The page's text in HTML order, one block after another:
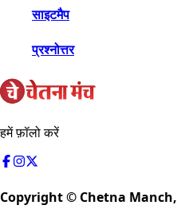
साइटमैप
प्रश्नोत्तर
हमें फ़ॉलो करें
Copyright © Chetna Manch,